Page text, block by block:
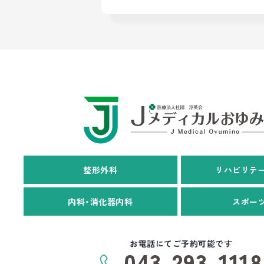
整形外科 リハビリテ
内科・消化器内科 スポー
お電話にてご予約可能です